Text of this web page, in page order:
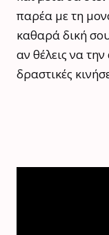
παρέα με τη
καθαρά δική
αν θέλεις να
δραστικές